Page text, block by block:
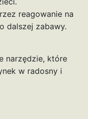
reagowanie na
dalszej zabawy.
narzędzie, które
w radosny i